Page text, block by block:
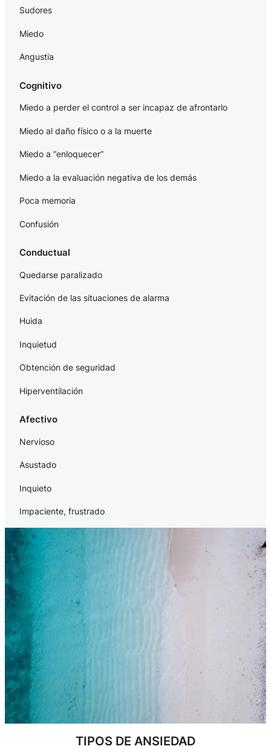
Sudores
Miedo
Angustia
Cognitivo
Miedo a perder el control a ser incapaz de afrontarlo
Miedo al daño físico o a la muerte
Miedo a “enloquecer”
Miedo a la evaluación negativa de los demás
Poca memoria
Confusión
Conductual
Quedarse paralizado
Evitación de las situaciones de alarma
Huida
Inquietud
Obtención de seguridad
Hiperventilación
Afectivo
Nervioso
Asustado
Inquieto
Impaciente, frustrado
TIPOS DE ANSIEDAD